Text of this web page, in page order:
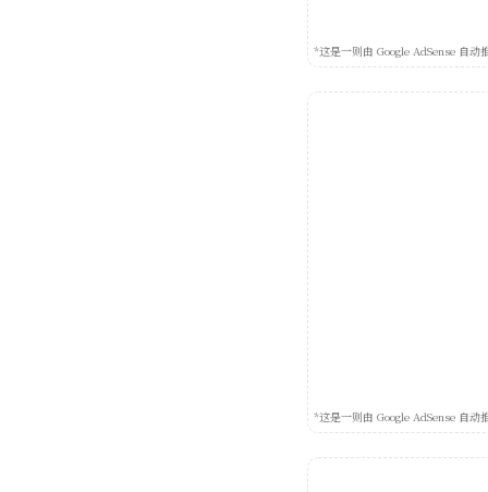
*这是一则由 Google AdSense 自动
*这是一则由 Google AdSense 自动